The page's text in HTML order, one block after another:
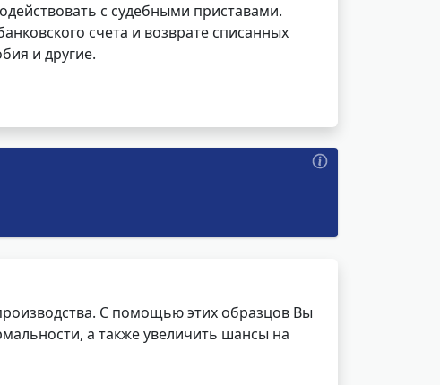
с судебными приставами.
счета и возврате списанных
и другие.
С помощью этих образцов Вы
а также увеличить шансы на